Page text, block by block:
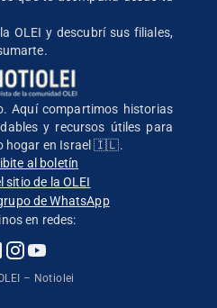
OLEI y descubrí sus filiales,
Aquí compartimos historias
y recursos útiles para
hogar en Israel 🇮🇱.
al boletín
de la OLEI
de WhatsApp
en redes:
– Notiolei